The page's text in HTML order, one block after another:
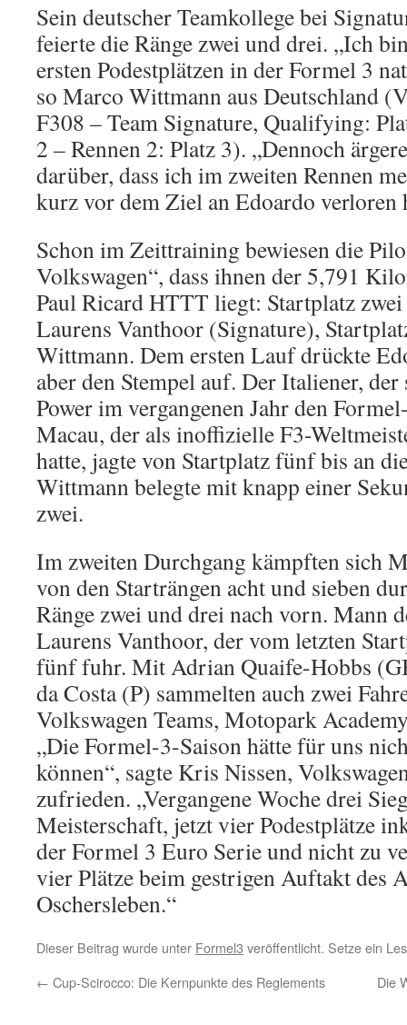
Sein deutscher Teamkollege bei
feierte die Ränge zwei und drei. „Ich
ersten Podestplätzen in der Formel 3
so Marco Wittmann aus Deutschland
F308 – Team Signature, Qualifying:
2 – Rennen 2: Platz 3). „Dennoch
darüber, dass ich im zweiten Rennen
kurz vor dem Ziel an Edoardo verloren
Schon im Zeittraining bewiesen die
Volkswagen“, dass ihnen der 5,791
Paul Ricard HTTT liegt: Startplatz
Laurens Vanthoor (Signature),
Wittmann. Dem ersten Lauf drückte
aber den Stempel auf. Der Italiener,
Power im vergangenen Jahr den
Macau, der als inoffizielle F3-
hatte, jagte von Startplatz fünf bis an
Wittmann belegte mit knapp einer
zwei.
Im zweiten Durchgang kämpften sich
von den Starträngen acht und sieben
Ränge zwei und drei nach vorn. Mann
Laurens Vanthoor, der vom letzten
fünf fuhr. Mit Adrian Quaife-Hobbs
da Costa (P) sammelten auch zwei
Volkswagen Teams, Motopark
„Die Formel-3-Saison hätte für uns
können“, sagte Kris Nissen,
zufrieden. „Vergangene Woche drei
Meisterschaft, jetzt vier Podestplätze
der Formel 3 Euro Serie und nicht zu
vier Plätze beim gestrigen Auftakt des
Oschersleben.“
Dieser Beitrag wurde unter Formel3 veröffentlicht. Setze ein
← Cup-Scirocco: Die Kernpunkte des Reglements Die